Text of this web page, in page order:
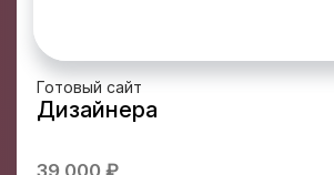
Готовый сайт
Дизайнера
39 000 ₽